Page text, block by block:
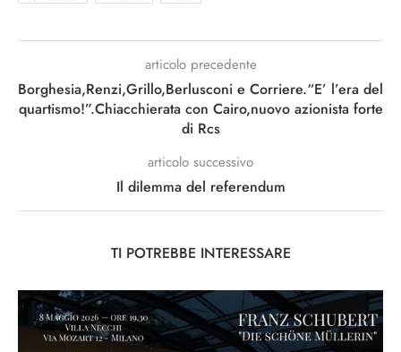
articolo precedente
Borghesia,Renzi,Grillo,Berlusconi e Corriere.“E’ l’era del
quartismo!”.Chiacchierata con Cairo,nuovo azionista forte
di Rcs
articolo successivo
Il dilemma del referendum
TI POTREBBE INTERESSARE